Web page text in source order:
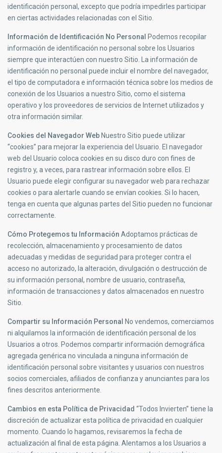
identificación personal, excepto que podría impedirles participar
en ciertas actividades relacionadas con el Sitio.
Información de Identificación No Personal
Podemos recopilar
información de identificación no personal sobre los Usuarios
siempre que interactúen con nuestro Sitio. La información de
identificación no personal puede incluir el nombre del navegador,
el tipo de computadora e información técnica sobre los medios de
conexión de los Usuarios a nuestro Sitio, como el sistema
operativo y los proveedores de servicios de Internet utilizados y
otra información similar.
Cookies del Navegador Web Nuestro Sitio puede utilizar
“cookies” para mejorar la experiencia del Usuario. El navegador
web del Usuario coloca cookies en su disco duro con fines de
registro y, a veces, para rastrear información sobre ellos. El
Usuario puede elegir configurar su navegador web para rechazar
cookies o para alertarle cuando se envían cookies. Si lo hacen,
tenga en cuenta que algunas partes del Sitio pueden no funcionar
correctamente.
Cómo Protegemos tu Información Adoptamos prácticas de
recolección, almacenamiento y procesamiento de datos
adecuadas y medidas de seguridad para proteger contra el
acceso no autorizado, la alteración, divulgación o destrucción de
su información personal, nombre de usuario, contraseña,
información de transacciones y datos almacenados en nuestro
Sitio.
Compartir su Información Personal
No vendemos, comerciamos
ni alquilamos la información de identificación personal de los
Usuarios a otros. Podemos compartir información demográfica
agregada genérica no vinculada a ninguna información de
identificación personal sobre visitantes y usuarios con nuestros
socios comerciales, afiliados de confianza y anunciantes para los
fines descritos anteriormente.
Cambios en esta Política de Privacidad “Todos Invierten” tiene la
discreción de actualizar esta política de privacidad en cualquier
momento. Cuando lo hagamos, revisaremos la fecha de
actualización al final de esta página. Alentamos a los Usuarios a